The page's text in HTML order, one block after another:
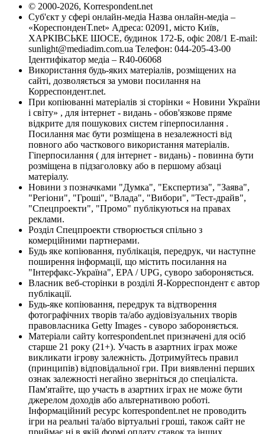
© 2000-2026, Korrespondent.net
Суб'єкт у сфері онлайн-медіа Назва онлайн-медіа –
«КореспонденТ.net» Адреса: 02091, місто Київ,
ХАРКІВСЬКЕ ШОСЕ, будинок 172-Б, офіс 208/1 E-mail:
sunlight@mediadim.com.ua Телефон: 044-205-43-00
Ідентифікатор медіа – R40-06068
Використання будь-яких матеріалів, розміщених на
сайті, дозволяється за умови посилання на
Корреспондент.net.
При копіюванні матеріалів зі сторінки « Новини України
і світу» , для інтернет - видань - обов'язкове пряме
відкрите для пошукових систем гіперпосилання .
Посилання має бути розміщена в незалежності від
повного або часткового використання матеріалів.
Гіперпосилання ( для інтернет - видань) - повинна бути
розміщена в підзаголовку або в першому абзаці
матеріалу.
Новини з позначками "Думка", "Експертиза", "Заява",
"Регіони", "Гроші", "Влада", "Вибори", "Тест-драйв",
"Спецпроекти", "Промо" публікуються на правах
реклами.
Розділ Спецпроекти створюється спільно з
комерційними партнерами.
Будь яке копіювання, публікація, передрук, чи наступне
поширення інформації, що містить посилання на
"Інтерфакс-Україна", EPA / UPG, суворо забороняється.
Власник веб-сторінки в розділі Я-Корреспондент є автор
публікації.
Будь-яке копіювання, передрук та відтворення
фотографічних творів та/або аудіовізуальних творів
правовласника Getty Images - суворо забороняється.
Матеріали сайту korrespondent.net призначені для осіб
старше 21 року (21+). Участь в азартних іграх може
викликати ігрову залежність. Дотримуйтесь правил
(принципів) відповідальної гри. При виявленні перших
ознак залежності негайно зверніться до спеціаліста.
Пам'ятайте, що участь в азартних іграх не може бути
джерелом доходів або альтернативою роботі.
Інформаційний ресурс korrespondent.net не проводить
ігри на реальні та/або віртуальні гроші, також сайт не
приймає ні в якій формі оплату ставок та інших